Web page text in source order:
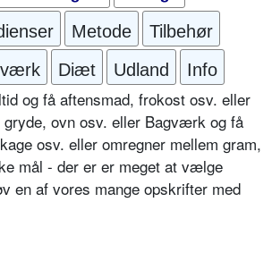
Metode
Tilbehør
Diæt Udland Info
og få aftensmad, frokost osv. eller
gryde, ovn osv. eller Bagværk og få
osv. eller omregner mellem gram,
mål - der er er meget at vælge
en af vores mange opskrifter med